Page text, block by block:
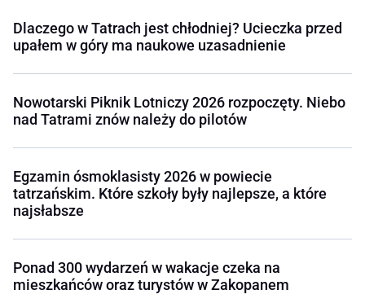
Dlaczego w Tatrach jest chłodniej? Ucieczka przed
upałem w góry ma naukowe uzasadnienie
Nowotarski Piknik Lotniczy 2026 rozpoczęty. Niebo
nad Tatrami znów należy do pilotów
Egzamin ósmoklasisty 2026 w powiecie
tatrzańskim. Które szkoły były najlepsze, a które
najsłabsze
Ponad 300 wydarzeń w wakacje czeka na
mieszkańców oraz turystów w Zakopanem